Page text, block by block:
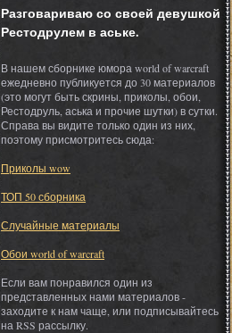
Разговариваю со своей девушкой
Рестодрулем в аське.
В нашем сборнике юмора world of warcraft
ежедневно публикуется до 30 материалов
(это могут быть скрины, приколы, обои,
Рестодруль, аська и прочие шутки) в сутки.
Справа вы видите только один из них,
поэтому присмотритесь сюда:
Приколы wow
ТОП 50 сборника
Случайные материалы
Обои world of warcraft
Если вам понравился один из
представленных нами материалов -
заходите к нам чаще, или подписывайтесь
на RSS рассылку.